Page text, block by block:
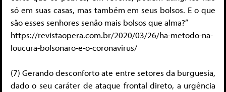
só em suas casas, mas também em seus bolsos. E o que
são esses senhores senão mais bolsos que alma?”
https://revistaopera.com.br/2020/03/26/ha-metodo-na-
loucura-bolsonaro-e-o-coronavirus/
(7) Gerando desconforto ate entre setores da burguesia,
dado o seu caráter de ataque frontal direto, a urgência